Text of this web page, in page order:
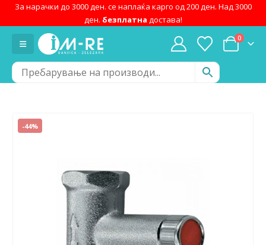
За нарачки до 3000 ден. се наплаќа карго од 200 ден. Над 3000
ден. безплатна достава!
0
-44%